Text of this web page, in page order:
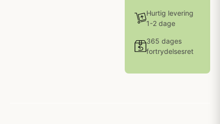
Hurtig levering
1-2 dage
365 dages
fortrydelsesret